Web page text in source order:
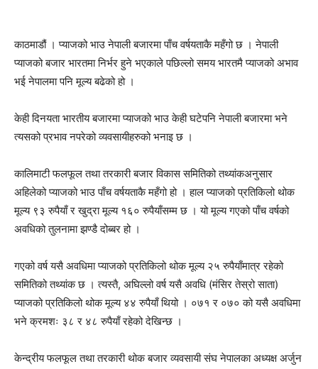
काठमाडौं । प्याजको भाउ नेपाली बजारमा पाँच वर्षयताकै महँगो छ । नेपाली
प्याजको बजार भारतमा निर्भर हुने भएकाले पछिल्लो समय भारतमै प्याजको अभाव
भई नेपालमा पनि मूल्य बढेको हो ।
केही दिनयता भारतीय बजारमा प्याजको भाउ केही घटेपनि नेपाली बजारमा भने
त्यसको प्रभाव नपरेको व्यवसायीहरुको भनाइ छ ।
कालिमाटी फलफूल तथा तरकारी बजार विकास समितिको तथ्यांकअनुसार
अहिलेको प्याजको भाउ पाँच वर्षयताकै महँगो हो । हाल प्याजको प्रतिकिलो थोक
मूल्य ९३ रुपैयाँ र खुद्रा मूल्य १६० रुपैयाँसम्म छ । यो मूल्य गएको पाँच वर्षको
अवधिको तुलनामा झण्डै दोब्बर हो ।
गएको वर्ष यसै अवधिमा प्याजको प्रतिकिलो थोक मूल्य २५ रुपैयाँमात्र रहेको
समितिको तथ्यांक छ । त्यस्तै, अघिल्लो वर्ष यसै अवधि (मंसिर तेस्रो साता)
प्याजको प्रतिकिलो थोक मूल्य ४४ रुपैयाँ थियो । ०७१ र ०७० को यसै अवधिमा
भने क्रमशः ३८ र ४८ रुपैयाँ रहेको देखिन्छ ।
केन्द्रीय फलफूल तथा तरकारी थोक बजार व्यवसायी संघ नेपालका अध्यक्ष अर्जुन